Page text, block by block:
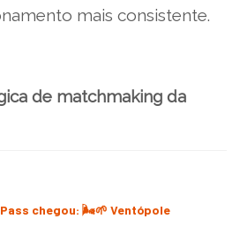
mais consistente.
de matchmaking da
chegou: 🌬️🌱 Ventópole